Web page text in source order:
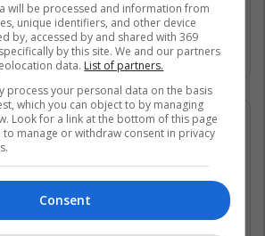
nuk janë në gjendje të arrijnë
për shkak të bllokadës
mund të
e Hormuzit?
will be processed and information from
unique identifiers, and other device
by, accessed by and shared with 369
by this site. We and our partners
data. List of partners.
process your personal data on the basis
which you can object to by managing
Look for a link at the bottom of this page
to manage or withdraw consent in privacy
Consent